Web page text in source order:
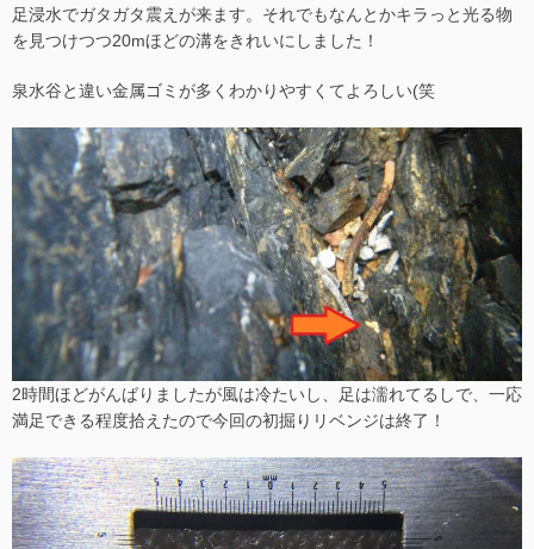
足浸水でガタガタ震えが来ます。それでもなんとかキラっと光る物
を見つけつつ20mほどの溝をきれいにしました！
泉水谷と違い金属ゴミが多くわかりやすくてよろしい(笑
2時間ほどがんばりましたが風は冷たいし、足は濡れてるしで、一応
満足できる程度拾えたので今回の初掘りリベンジは終了！